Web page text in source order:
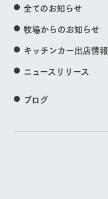
全てのお知らせ
牧場からのお知らせ
キッチンカー出店情報
ニュースリリース
ブログ